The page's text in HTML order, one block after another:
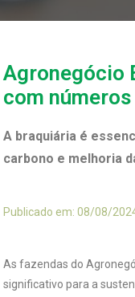
Agronegócio
com
A braquiária é
carbono e melhoria
Publicado em: 08/08/
As fazendas do
significativo para a